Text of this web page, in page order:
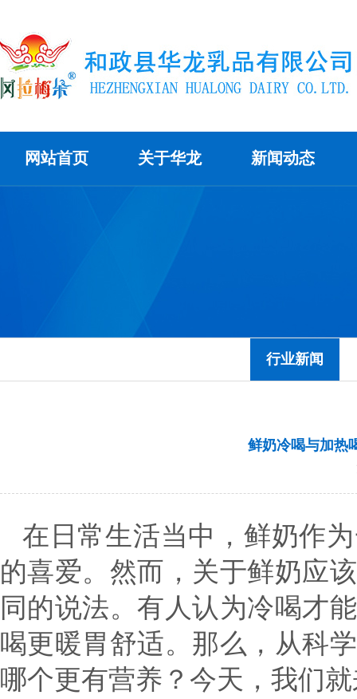
网站首页 关于华龙 新闻动态
行业新闻
鲜奶冷喝与加热
在日常生活当中，鲜奶作
的喜爱。然而，关于鲜奶应
同的说法。有人认为冷喝才
喝更暖胃舒适。那么，从科
哪个更有营养？今天，我们